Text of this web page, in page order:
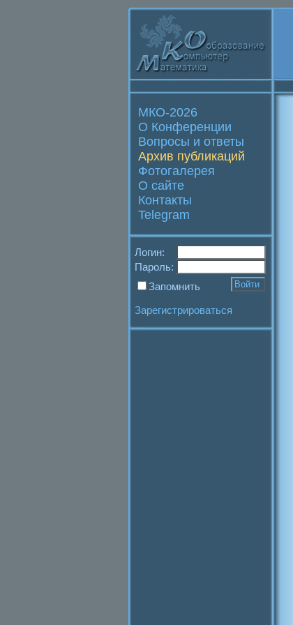
МКО-2026
О Конференции
Вопросы и ответы
Архив публикаций
Фотогалерея
О сайте
Контакты
Telegram
Логин:
Пароль:
Запомнить
Зарегистрироваться